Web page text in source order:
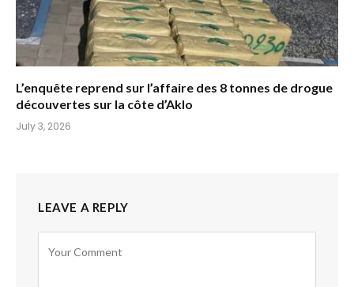
L’enquête reprend sur l’affaire des 8 tonnes de drogue
découvertes sur la côte d’Aklo
July 3, 2026
LEAVE A REPLY